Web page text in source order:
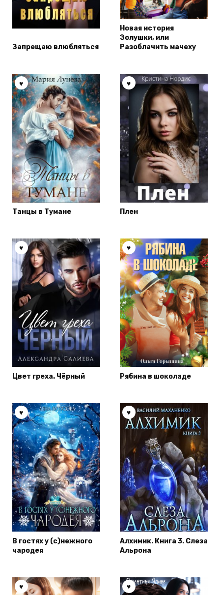
Запрещаю влюбляться
Новая история
Золушки, или
Разоблачить мачеху
Танцы в Тумане Плен
Цвет греха. Чёрный Рябина в шоколаде
В гостях у (с)нежного
чародея
Алхимик. Книга 3. Слеза
Альрона